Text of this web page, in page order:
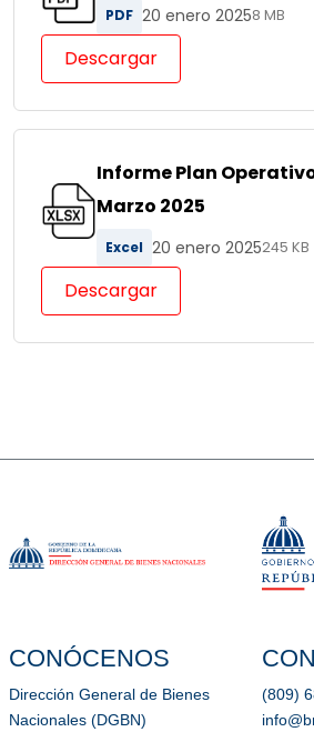
PDF 20 enero 20258 MB
Descargar
Informe Plan
Marzo 2025
Excel 20 enero 2025245 KB
Descargar
CONÓCENOS
Dirección General de Bienes
Nacionales (DGBN)
(809)